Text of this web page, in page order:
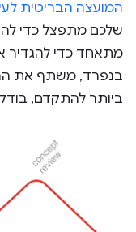
המועצה הבריטית
שלכם מתפצל כדי
מתאחד כדי להגדיר
בנפרד, משתף את
ביותר להתקדם,